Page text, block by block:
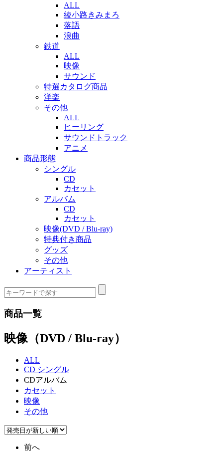
ALL
綾小路きみまろ
落語
浪曲
鉄道
ALL
映像
サウンド
特選カタログ商品
洋楽
その他
ALL
ヒーリング
サウンドトラック
アニメ
商品形態
シングル
CD
カセット
アルバム
CD
カセット
映像(DVD / Blu-ray)
特典付き商品
グッズ
その他
アーティスト
商品一覧
映像（DVD / Blu-ray）
ALL
CD シングル
CDアルバム
カセット
映像
その他
前へ